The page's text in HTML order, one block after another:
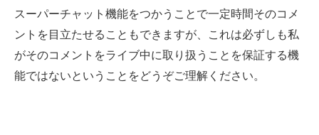
スーパーチャット機能をつかうことで一定時間そのコメ
ントを目立たせることもできますが、これは必ずしも私
がそのコメントをライブ中に取り扱うことを保証する機
能ではないということをどうぞご理解ください。